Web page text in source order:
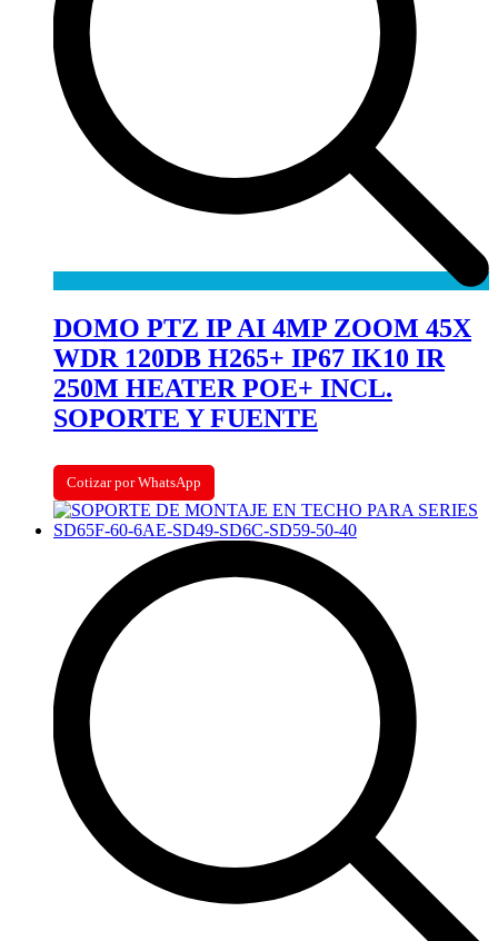
DOMO PTZ IP AI 4MP ZOOM 45X
WDR 120DB H265+ IP67 IK10 IR
250M HEATER POE+ INCL.
SOPORTE Y FUENTE
Cotizar por WhatsApp